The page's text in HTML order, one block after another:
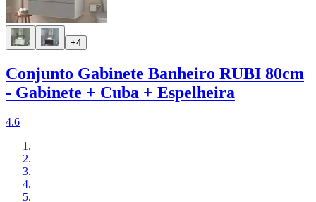
+4
Conjunto Gabinete Banheiro RUBI 80cm
- Gabinete + Cuba + Espelheira
4.6